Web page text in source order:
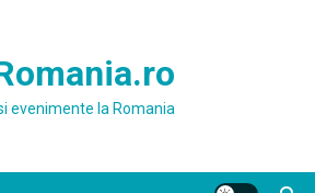
evenimente la Romania